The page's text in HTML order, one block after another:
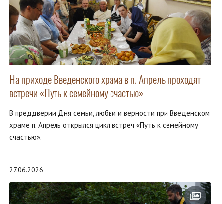
На приходе Введенского храма в п. Апрель проходят
встречи «Путь к семейному счастью»
В преддверии Дня семьи, любви и верности при Введенском
храме п. Апрель открылся цикл встреч «Путь к семейному
счастью».
27.06.2026